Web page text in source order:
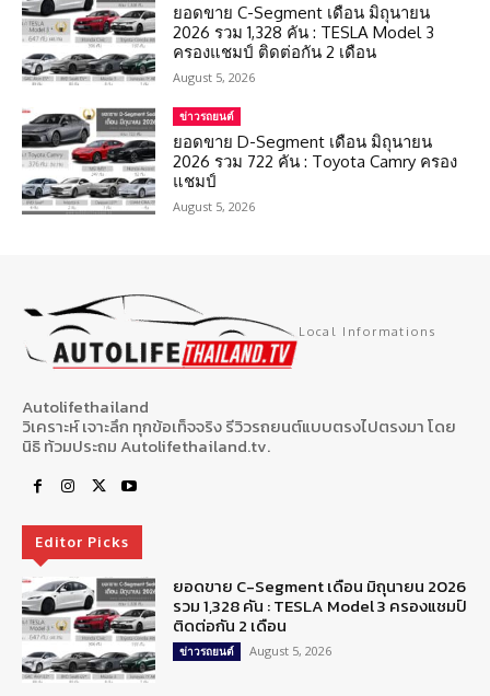
ยอดขาย C-Segment เดือน มิถุนายน
2026 รวม 1,328 คัน : TESLA Model 3
ครองแชมป์ ติดต่อกัน 2 เดือน
August 5, 2026
ข่าวรถยนต์
ยอดขาย D-Segment เดือน มิถุนายน
2026 รวม 722 คัน : Toyota Camry ครอง
แชมป์
August 5, 2026
Local Informations
Autolifethailand
วิเคราะห์ เจาะลึก ทุกข้อเท็จจริง รีวิวรถยนต์แบบตรงไปตรงมา โดย
นิธิ ท้วมประถม Autolifethailand.tv.
Editor Picks
ยอดขาย C-Segment เดือน มิถุนายน 2026
รวม 1,328 คัน : TESLA Model 3 ครองแชมป์
ติดต่อกัน 2 เดือน
ข่าวรถยนต์ August 5, 2026